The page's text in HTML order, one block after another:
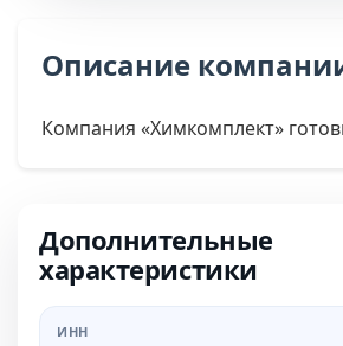
Описание
Компания «Химкомплект»
Дополнительные
характеристики
ИНН